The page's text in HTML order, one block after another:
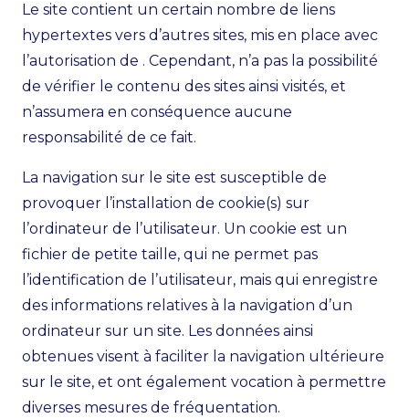
Le site contient un certain nombre de liens
hypertextes vers d’autres sites, mis en place avec
l’autorisation de . Cependant, n’a pas la possibilité
de vérifier le contenu des sites ainsi visités, et
n’assumera en conséquence aucune
responsabilité de ce fait.
La navigation sur le site est susceptible de
provoquer l’installation de cookie(s) sur
l’ordinateur de l’utilisateur. Un cookie est un
fichier de petite taille, qui ne permet pas
l’identification de l’utilisateur, mais qui enregistre
des informations relatives à la navigation d’un
ordinateur sur un site. Les données ainsi
obtenues visent à faciliter la navigation ultérieure
sur le site, et ont également vocation à permettre
diverses mesures de fréquentation.